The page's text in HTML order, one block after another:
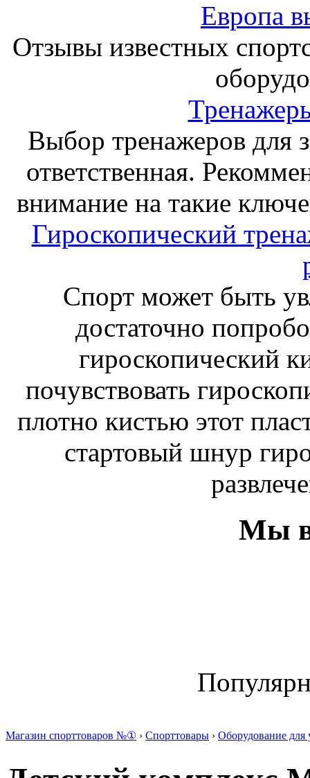
Европа
Отзывы известных
Выбор тренажеров для
ответственная.
внимание на такие
Гироскопический
Спорт может быть
достаточно
гироскопический
почувствовать
плотно кистью этот
стартовый шнур
Мы в
Магазин спорттоваров №① › Спорттовары › Оборудование для